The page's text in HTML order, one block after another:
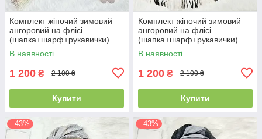
Комплект жіночий зимовий
ангоровий на флісі
(шапка+шарф+рукавички)
ODYSSEY 55-58 см
різнокольоровий 12824 -
В наявності
1 200 ₴ 2 100 ₴
Купити
Комплект жіночий зимовий
ангоровий на флісі
(шапка+шарф+рукавички)
ODYSSEY 55-58 см сірий
12822 - 8064 - 4210
В наявності
1 200 ₴ 2 100 ₴
Купити
–43% –43%